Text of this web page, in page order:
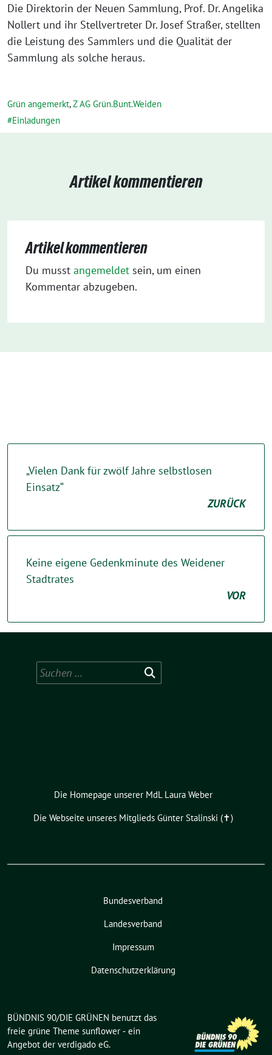
Die Direktorin der Neuen Sammlung, Prof. Dr. Angelika
Nollert und ihr Stellvertreter Dr. Josef Straßer, stellten
die Leistung des Sammlers und die Qualität der
Sammlung als solche heraus.
Grün angemerkt,Z AG Grün.Bunt.Weiden
Einladungen
Artikel kommentieren
Artikel kommentieren
Du musst angemeldet sein, um einen
Kommentar abzugeben.
„Vielen Dank für zwölf Jahre selbstlosen
Einsatz“
ZURÜCK
Keine eigene Gedenkminute des Weidener
Stadtrates
VOR
Suchen
nach:
Die Homepage unserer MdL Laura Weber
Die Webseite unseres Mitglieds Günter Stalinski (✝︎)
Bundesverband
Landesverband
Impressum
Datenschutzerklärung
BÜNDNIS 90/DIE GRÜNEN benutzt das
freie grüne Theme sunflower ‐ ein
Angebot der verdigado eG.